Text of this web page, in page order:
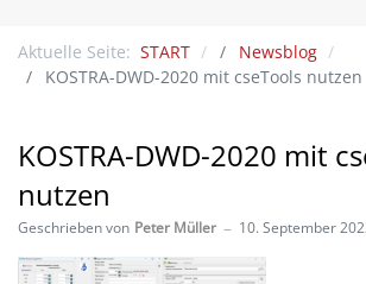
Aktuelle Seite: START
Newsblog
KOSTRA-DWD-2020 mit cseTools nutzen
KOSTRA-DWD-2020 mit
nutzen
Geschrieben von Peter Müller 10. September